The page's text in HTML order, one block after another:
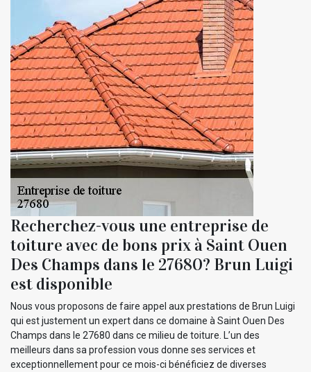
Recherchez-vous une entreprise de
toiture avec de bons prix à Saint Ouen
Des Champs dans le 27680? Brun Luigi
est disponible
Nous vous proposons de faire appel aux prestations de Brun Luigi
qui est justement un expert dans ce domaine à Saint Ouen Des
Champs dans le 27680 dans ce milieu de toiture. L’un des
meilleurs dans sa profession vous donne ses services et
exceptionnellement pour ce mois-ci bénéficiez de diverses